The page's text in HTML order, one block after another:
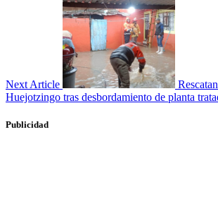
Next Article
Huejotzingo tras desbordamiento de planta
Publicidad